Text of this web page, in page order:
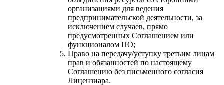
организациями для ведения
предпринимательской деятельности, за
исключением случаев, прямо
предусмотренных Соглашением или
функционалом ПО;
Право на передачу/уступку третьим лицам
прав и обязанностей по настоящему
Соглашению без письменного согласия
Лицензиара.